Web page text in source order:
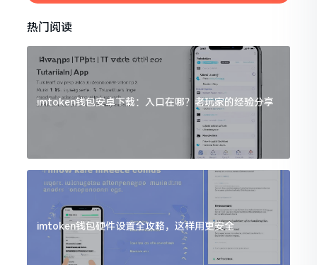
热门阅读
imtoken钱包安卓下载：入口在哪？老玩家的经验分享
imtoken钱包硬件设置全攻略，这样用更安全